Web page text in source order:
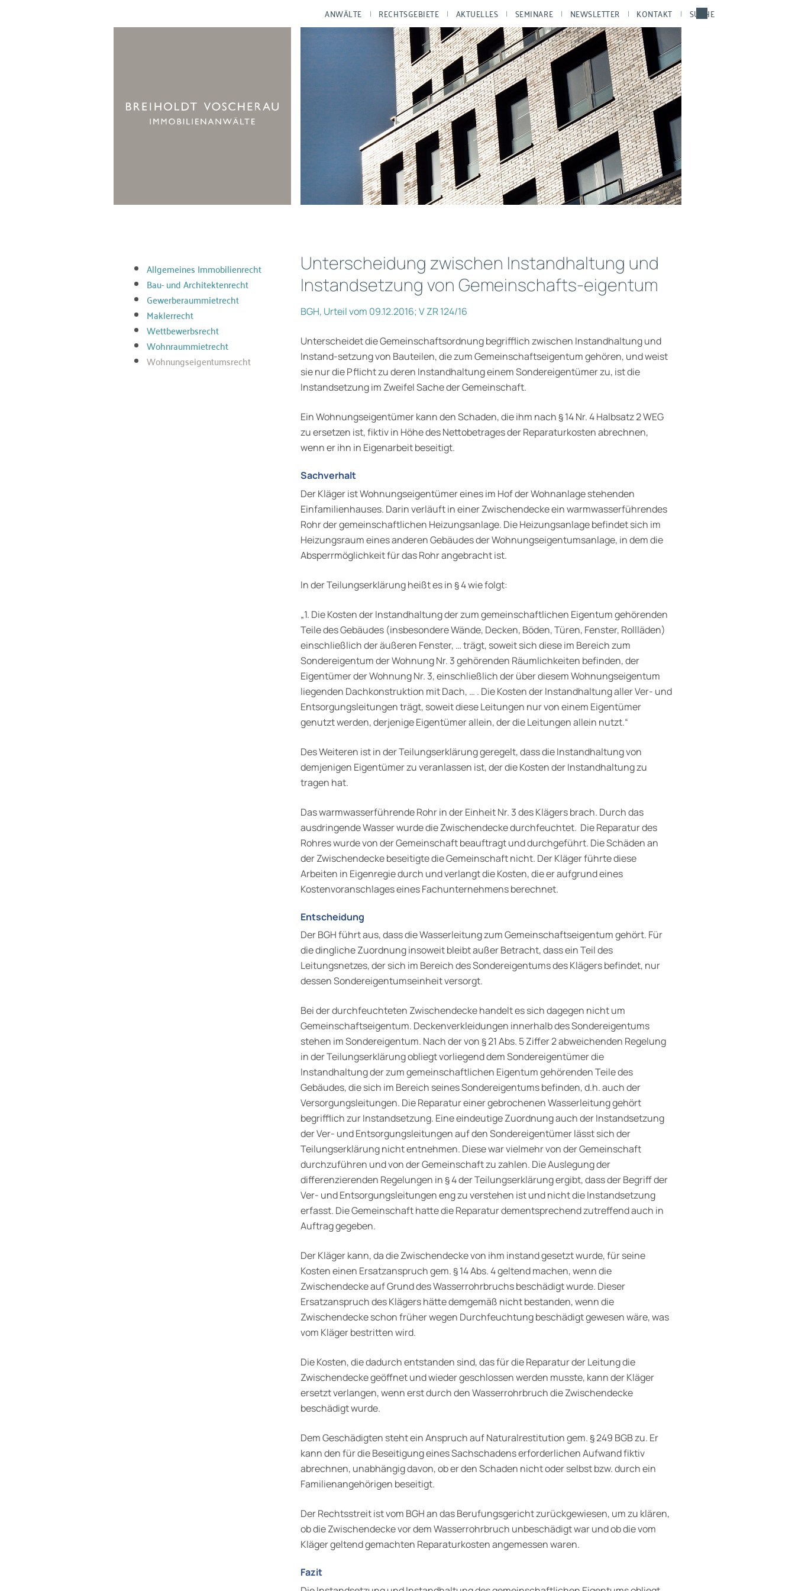
ANWÄLTE RECHTSGEBIETE AKTUELLES SEMINARE NEWSLETTER KONTAKT SUCHE
Allgemeines Immobilienrecht
Bau- und Architektenrecht
Gewerberaummietrecht
Maklerrecht
Wettbewerbsrecht
Wohnraummietrecht
Wohnungseigentumsrecht
Unterscheidung zwischen Instandhaltung und
Instandsetzung von Gemeinschafts-eigentum
BGH, Urteil vom 09.12.2016; V ZR 124/16
Unterscheidet die Gemeinschaftsordnung begrifflich zwischen Instandhaltung und
Instand-setzung von Bauteilen, die zum Gemeinschaftseigentum gehören, und weist
sie nur die Pflicht zu deren Instandhaltung einem Sondereigentümer zu, ist die
Instandsetzung im Zweifel Sache der Gemeinschaft.
Ein Wohnungseigentümer kann den Schaden, die ihm nach § 14 Nr. 4 Halbsatz 2 WEG
zu ersetzen ist, fiktiv in Höhe des Nettobetrages der Reparaturkosten abrechnen,
wenn er ihn in Eigenarbeit beseitigt.
Sachverhalt
Der Kläger ist Wohnungseigentümer eines im Hof der Wohnanlage stehenden
Einfamilienhauses. Darin verläuft in einer Zwischendecke ein warmwasserführendes
Rohr der gemeinschaftlichen Heizungsanlage. Die Heizungsanlage befindet sich im
Heizungsraum eines anderen Gebäudes der Wohnungseigentumsanlage, in dem die
Absperrmöglichkeit für das Rohr angebracht ist.
In der Teilungserklärung heißt es in § 4 wie folgt:
„1. Die Kosten der Instandhaltung der zum gemeinschaftlichen Eigentum gehörenden
Teile des Gebäudes (insbesondere Wände, Decken, Böden, Türen, Fenster, Rollläden)
einschließlich der äußeren Fenster, … trägt, soweit sich diese im Bereich zum
Sondereigentum der Wohnung Nr. 3 gehörenden Räumlichkeiten befinden, der
Eigentümer der Wohnung Nr. 3, einschließlich der über diesem Wohnungseigentum
liegenden Dachkonstruktion mit Dach, … . Die Kosten der Instandhaltung aller Ver- und
Entsorgungsleitungen trägt, soweit diese Leitungen nur von einem Eigentümer
genutzt werden, derjenige Eigentümer allein, der die Leitungen allein nutzt.“
Des Weiteren ist in der Teilungserklärung geregelt, dass die Instandhaltung von
demjenigen Eigentümer zu veranlassen ist, der die Kosten der Instandhaltung zu
tragen hat.
Das warmwasserführende Rohr in der Einheit Nr. 3 des Klägers brach. Durch das
ausdringende Wasser wurde die Zwischendecke durchfeuchtet. Die Reparatur des
Rohres wurde von der Gemeinschaft beauftragt und durchgeführt. Die Schäden an
der Zwischendecke beseitigte die Gemeinschaft nicht. Der Kläger führte diese
Arbeiten in Eigenregie durch und verlangt die Kosten, die er aufgrund eines
Kostenvoranschlages eines Fachunternehmens berechnet.
Entscheidung
Der BGH führt aus, dass die Wasserleitung zum Gemeinschaftseigentum gehört. Für
die dingliche Zuordnung insoweit bleibt außer Betracht, dass ein Teil des
Leitungsnetzes, der sich im Bereich des Sondereigentums des Klägers befindet, nur
dessen Sondereigentumseinheit versorgt.
Bei der durchfeuchteten Zwischendecke handelt es sich dagegen nicht um
Gemeinschaftseigentum. Deckenverkleidungen innerhalb des Sondereigentums
stehen im Sondereigentum. Nach der von § 21 Abs. 5 Ziffer 2 abweichenden Regelung
in der Teilungserklärung obliegt vorliegend dem Sondereigentümer die
Instandhaltung der zum gemeinschaftlichen Eigentum gehörenden Teile des
Gebäudes, die sich im Bereich seines Sondereigentums befinden, d.h. auch der
Versorgungsleitungen. Die Reparatur einer gebrochenen Wasserleitung gehört
begrifflich zur Instandsetzung. Eine eindeutige Zuordnung auch der Instandsetzung
der Ver- und Entsorgungsleitungen auf den Sondereigentümer lässt sich der
Teilungserklärung nicht entnehmen. Diese war vielmehr von der Gemeinschaft
durchzuführen und von der Gemeinschaft zu zahlen. Die Auslegung der
differenzierenden Regelungen in § 4 der Teilungserklärung ergibt, dass der Begriff der
Ver- und Entsorgungsleitungen eng zu verstehen ist und nicht die Instandsetzung
erfasst. Die Gemeinschaft hatte die Reparatur dementsprechend zutreffend auch in
Auftrag gegeben.
Der Kläger kann, da die Zwischendecke von ihm instand gesetzt wurde, für seine
Kosten einen Ersatzanspruch gem. § 14 Abs. 4 geltend machen, wenn die
Zwischendecke auf Grund des Wasserrohrbruchs beschädigt wurde. Dieser
Ersatzanspruch des Klägers hätte demgemäß nicht bestanden, wenn die
Zwischendecke schon früher wegen Durchfeuchtung beschädigt gewesen wäre, was
vom Kläger bestritten wird.
Die Kosten, die dadurch entstanden sind, das für die Reparatur der Leitung die
Zwischendecke geöffnet und wieder geschlossen werden musste, kann der Kläger
ersetzt verlangen, wenn erst durch den Wasserrohrbruch die Zwischendecke
beschädigt wurde.
Dem Geschädigten steht ein Anspruch auf Naturalrestitution gem. § 249 BGB zu. Er
kann den für die Beseitigung eines Sachschadens erforderlichen Aufwand fiktiv
abrechnen, unabhängig davon, ob er den Schaden nicht oder selbst bzw. durch ein
Familienangehörigen beseitigt.
Der Rechtsstreit ist vom BGH an das Berufungsgericht zurückgewiesen, um zu klären,
ob die Zwischendecke vor dem Wasserrohrbruch unbeschädigt war und ob die vom
Kläger geltend gemachten Reparaturkosten angemessen waren.
Fazit